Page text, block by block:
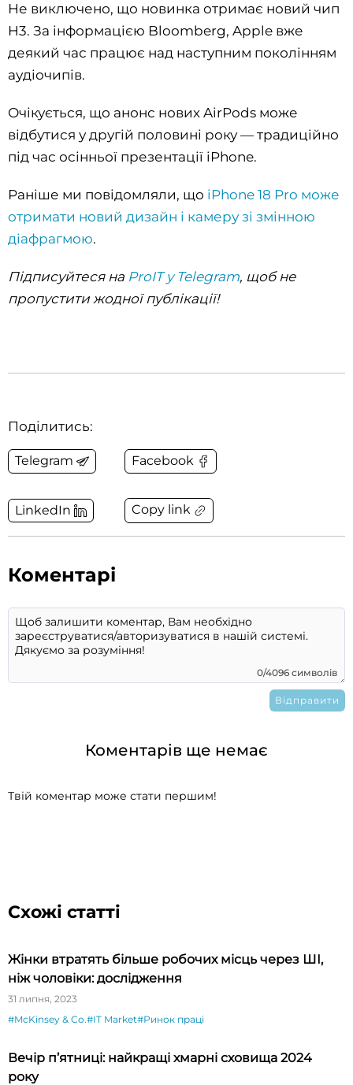
Не виключено, що новинка отримає новий чип
H3. За інформацією Bloomberg, Apple вже
деякий час працює над наступним поколінням
аудіочипів.
Очікується, що анонс нових AirPods може
відбутися у другій половині року — традиційно
під час осінньої презентації iPhone.
Раніше ми повідомляли, що iPhone 18 Pro може
отримати новий дизайн і камеру зі змінною
діафрагмою.
Підписуйтеся на ProIT у Telegram, щоб не
пропустити жодної публікації!
Поділитись:
Telegram Facebook
LinkedIn Copy link
Коментарі
0/4096 символів
Коментарів ще немає
Твій коментар може стати першим!
Схожі статті
Жінки втратять більше робочих місць через ШІ,
ніж чоловіки: дослідження
31 липня, 2023
#McKinsey & Co.#IT Market#Ринок праці
Вечір п’ятниці: найкращі хмарні сховища 2024
року